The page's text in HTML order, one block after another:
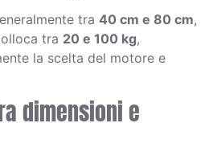
tra 40 cm e 80 cm,
tra 20 e 100 kg,
la scelta del motore e
dimensioni e